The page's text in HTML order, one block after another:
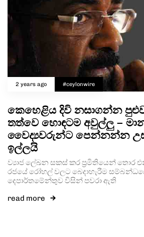
2 years ago #ceylonwire
කෙහෙළිය දිවි නසාගන්න
තත්වෙ හොඳටම අවුල්ලු –
වෛද්‍යවරුන්ට පෙන්නන්න
ඉල්ලයි
ව්‍යාජ ලේඛන සකස් කර ප්‍රමිතියෙන්
රජයේ රෝහල් වලට බෙදාහැරීම
දෙපාර්තමේන්තුව විසින් පවරා ඇති
read more